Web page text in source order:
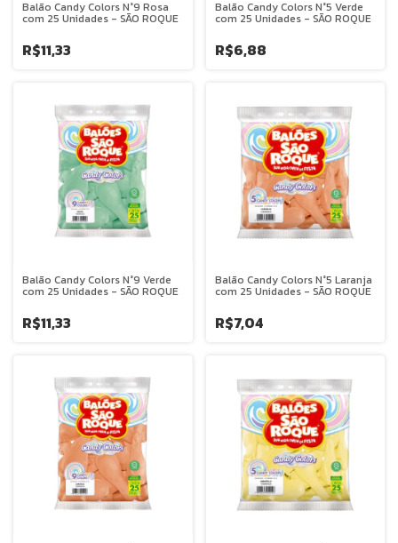
Balão Candy Colors N°9 Rosa
com 25 Unidades - SÃO ROQUE
R$11,33
Balão Candy Colors N°5 Verde
com 25 Unidades - SÃO ROQUE
R$6,88
Balão Candy Colors N°9 Verde
com 25 Unidades - SÃO ROQUE
R$11,33
Balão Candy Colors N°5 Laranja
com 25 Unidades - SÃO ROQUE
R$7,04